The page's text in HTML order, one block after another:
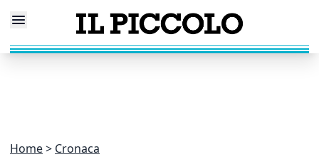
Home Cronaca